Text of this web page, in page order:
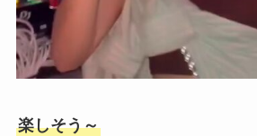
楽しそう～